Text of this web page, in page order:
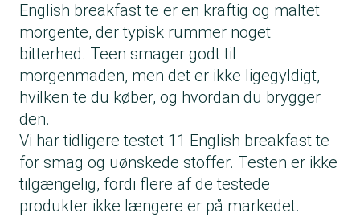
English breakfast te er en kraftig og maltet
morgente, der typisk rummer noget
bitterhed. Teen smager godt til
morgenmaden, men det er ikke ligegyldigt,
hvilken te du køber, og hvordan du brygger
den.
Vi har tidligere testet 11 English breakfast te
for smag og uønskede stoffer. Testen er ikke
tilgængelig, fordi flere af de testede
produkter ikke længere er på markedet.